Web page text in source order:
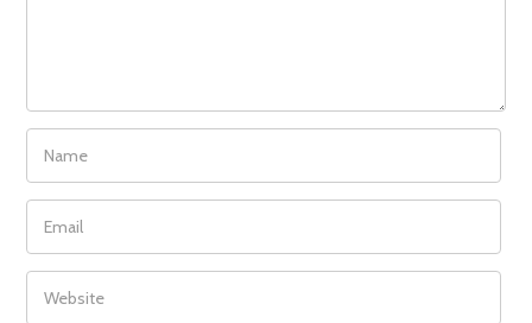
NAME
EMAIL
WEBSITE